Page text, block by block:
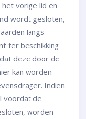
vorige lid en
wordt gesloten,
langs
ter beschikking
deze door de
kan worden
Indien
voordat de
worden